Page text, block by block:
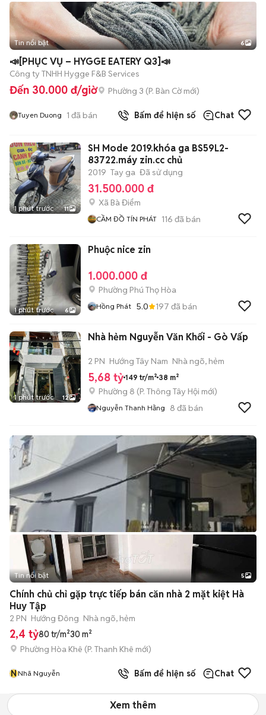
+2
Tin nổi bật 6
📣[PHỤC VỤ – HYGGE EATERY Q3]📣
Công ty TNHH Hygge F&B Services
Đến 30.000 đ/giờ Phường 3 (P. Bàn Cờmới)
Tuyen Duong 1 đã bán Bấm để hiện số Chat
1 phút trước 11
SH Mode 2019.khóa ga BS59L2-
83722.máy zin.cc chủ
2019 Tay ga Đã sử dụng
31.500.000 đ
Xã Bà Điểm
CẦM ĐỒ TÍN PHÁT 116 đã bán
1 phút trước 6
Phuộc nice zin
1.000.000 đ
Phường Phú Thọ Hòa
Hồng Phát 5.0 197 đã bán
1 phút trước 12
Nhà hẻm Nguyễn Văn Khối - Gò Vấp
2 PN Hướng Tây Nam Nhà ngõ, hẻm
5,68 tỷ 149 tr/m² 38 m²
Phường 8 (P. Thông Tây Hội mới)
Nguyễn Thanh Hằng 8 đã bán
Tin nổi bật 5
Chính chủ chỉ gặp trực tiếp bán căn nhà 2 mặt kiệt Hà
Huy Tập
2 PN Hướng Đông Nhà ngõ, hẻm
2,4 tỷ80 tr/m²30 m²
Phường Hòa Khê (P. Thanh Khê mới)
NNhã Nguyễn Bấm để hiện số Chat
Xem thêm